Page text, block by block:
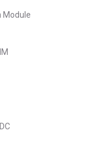
Module